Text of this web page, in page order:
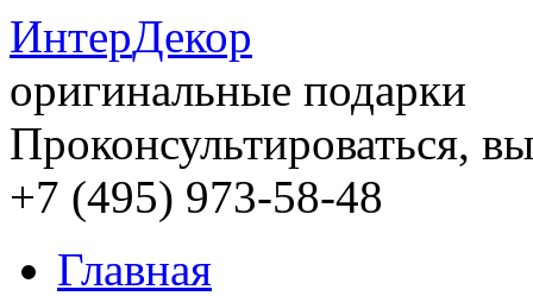
ИнтерДекор
оригинальные подарки
Проконсультироваться,
+7 (495) 973-58-48
Главная